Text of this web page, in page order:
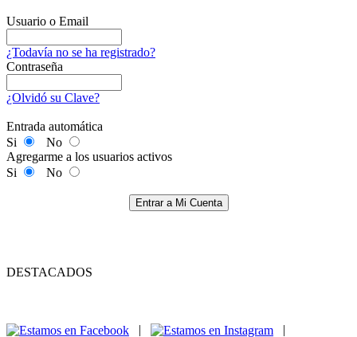
Usuario o Email
¿Todavía no se ha registrado?
Contraseña
¿Olvidó su Clave?
Entrada automática
Si
No
Agregarme a los usuarios activos
Si
No
Entrar a Mi Cuenta
DESTACADOS
|
|